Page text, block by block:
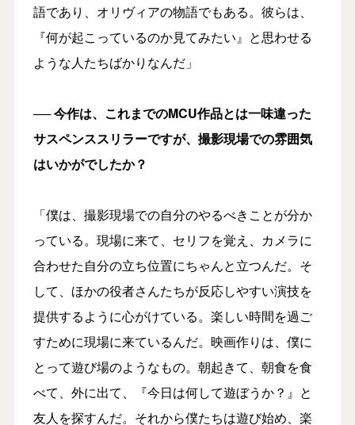
語であり、オリヴィアの物語でもある。彼らは、
『何が起こっているのか見てみたい』と思わせる
ような人たちばかりなんだ」
── 今作は、これまでのMCU作品とは一味違った
サスペンススリラーですが、撮影現場での雰囲気
はいかがでしたか？
「僕は、撮影現場での自分のやるべきことが分か
っている。現場に来て、セリフを覚え、カメラに
合わせた自分の立ち位置にちゃんと立つんだ。そ
して、ほかの役者さんたちが反応しやすい演技を
提供するように心がけている。楽しい時間を過ご
すために現場に来ているんだ。映画作りは、僕に
とって遊び場のようなもの。朝起きて、朝食を食
べて、外に出て、『今日は何して遊ぼうか？』と
友人を探すんだ。それから僕たちは遊び始め、楽